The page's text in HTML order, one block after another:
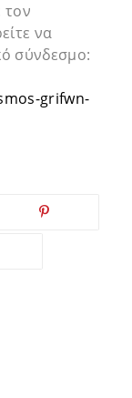
τον
να
σύνδεσμο:
grifwn-